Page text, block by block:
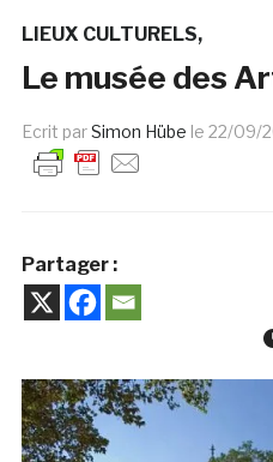
LIEUX CULTURELS
Le musée des
Ecrit parSimon Hübe le 22/09/
Partager :